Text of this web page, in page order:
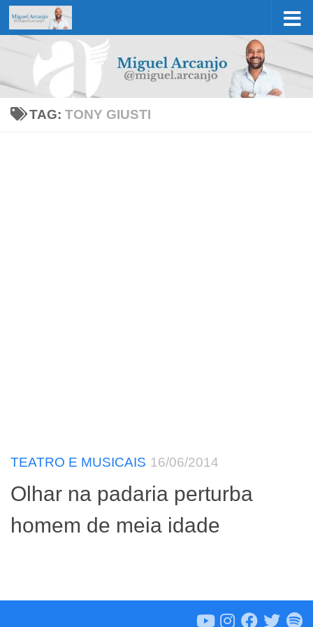
Skip to content
TAG:TONY GIUSTI
TEATRO E MUSICAIS 16/06/2014
Olhar na padaria perturba
homem de meia idade